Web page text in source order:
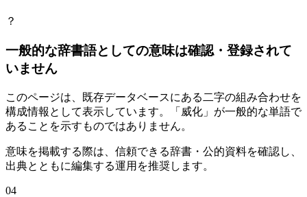
？
一般的な辞書語としての意味は確認・登録されて
いません
このページは、既存データベースにある二字の組み合わせを
構成情報として表示しています。「威化」が一般的な単語で
あることを示すものではありません。
意味を掲載する際は、信頼できる辞書・公的資料を確認し、
出典とともに編集する運用を推奨します。
04